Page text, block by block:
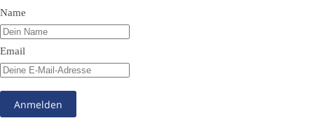
51 5 10
DieBasis
Name
Email